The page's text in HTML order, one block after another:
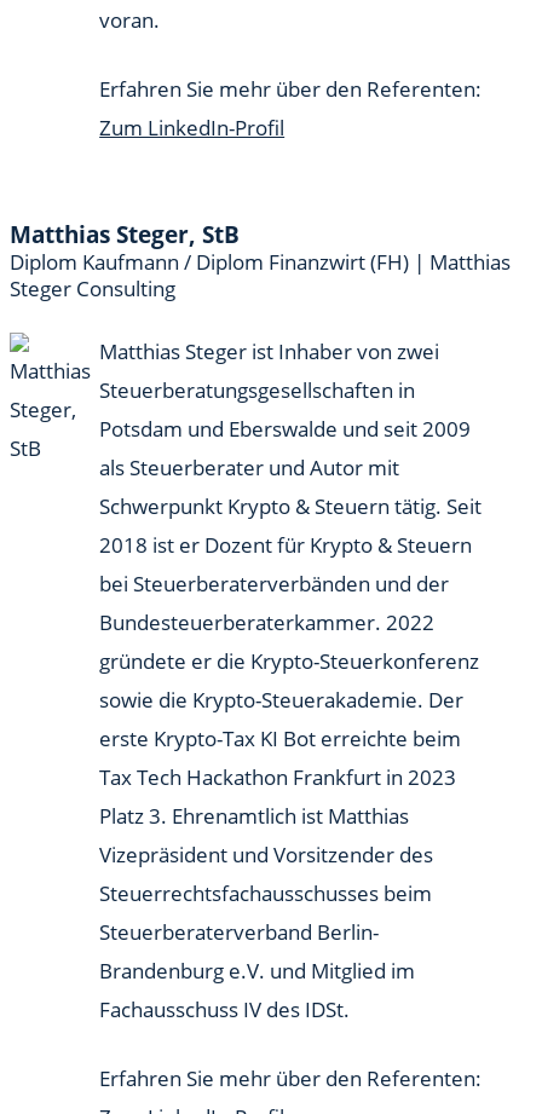
voran.
Erfahren Sie mehr über den Referenten:
Zum LinkedIn-Profil
Matthias Steger, StB
Diplom Kaufmann / Diplom Finanzwirt (FH) | Matthias
Steger Consulting
Matthias Steger ist Inhaber von zwei
Steuerberatungsgesellschaften in
Potsdam und Eberswalde und seit 2009
als Steuerberater und Autor mit
Schwerpunkt Krypto & Steuern tätig. Seit
2018 ist er Dozent für Krypto & Steuern
bei Steuerberaterverbänden und der
Bundesteuerberaterkammer. 2022
gründete er die Krypto-Steuerkonferenz
sowie die Krypto-Steuerakademie. Der
erste Krypto-Tax KI Bot erreichte beim
Tax Tech Hackathon Frankfurt in 2023
Platz 3. Ehrenamtlich ist Matthias
Vizepräsident und Vorsitzender des
Steuerrechtsfachausschusses beim
Steuerberaterverband Berlin-
Brandenburg e.V. und Mitglied im
Fachausschuss IV des IDSt.
Erfahren Sie mehr über den Referenten: